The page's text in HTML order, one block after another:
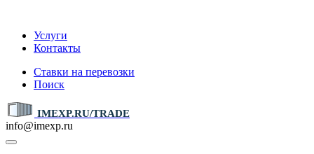
Услуги
Контакты
Ставки на перевозки
Поиск
IMEXP.RU/TRADE
info@imexp.ru